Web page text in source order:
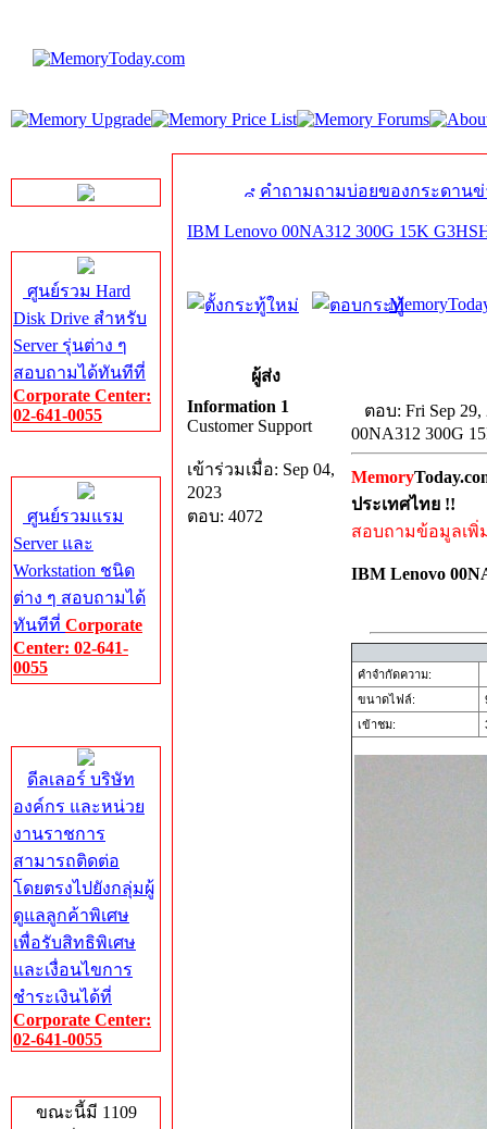
ศูนย์รวม Hard
Disk Drive สำหรับ
Server รุ่นต่าง ๆ
สอบถามได้ทันทีที่
Corporate Center:
02-641-0055
ศูนย์รวมแรม
Server และ
Workstation ชนิด
ต่าง ๆ สอบถามได้
ทันทีที่ Corporate
Center: 02-641-
0055
ดีลเลอร์ บริษัท
องค์กร และหน่วย
งานราชการ
สามารถติดต่อ
โดยตรงไปยังกลุ่มผู้
ดูแลลูกค้าพิเศษ
เพื่อรับสิทธิพิเศษ
และเงื่อนไขการ
ชำระเงินได้ที่
Corporate Center:
02-641-0055
ขณะนี้มี 1109
คำถามถามบ่อยของกระดานข่
IBM Lenovo 00NA312 300G 15K
ผู้ส่ง
Information 1
Customer Support
เข้าร่วมเมื่อ: Sep 04,
2023
ตอบ: 4072
ตอบ: Fri Sep 29,
00NA312 300G
Memory
ประเทศไทย !!
สอบถามข้อมูลเพิ่
IBM Lenovo
คำจำกัดความ:
ขนาดไฟล์:
เข้าชม: